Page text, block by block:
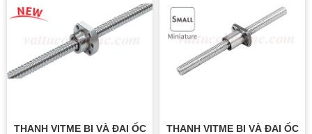
THANH VITME BI VÀ ĐAI ỐC
THANH VITME BI VÀ ĐAI ỐC